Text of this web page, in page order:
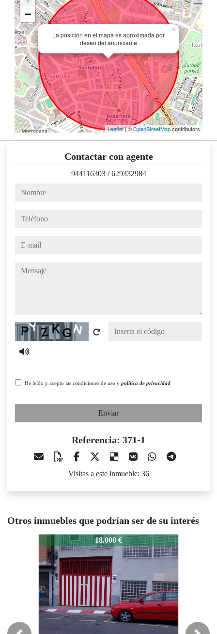
La posición en el mapa es aproximada por
deseo del anunciante
×
−
Leaflet| ©OpenStreetMapcontributors
Contactar con agente
944116303 /629332984
nombre
teléfono
e-mail
mensaje
Captcha
He leído y acepto las condiciones de uso y política de privacidad
Enviar
Referencia: 371-1
Visitas a este inmueble: 36
Otros inmuebles que podrían ser de su interés
18.000 €
371-1 17.000 €